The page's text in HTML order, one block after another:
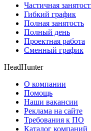
Частичная
Гибкий график
Полная занятость
Полный день
Проектная работа
Сменный график
HeadHunter
О компании
Помощь
Наши вакансии
Реклама на сайте
Требования к ПО
Каталог компаний